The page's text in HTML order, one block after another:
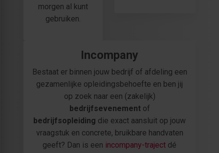
morgen al kunt
gebruiken.
Incompany
Bestaat er binnen jouw bedrijf of afdeling een
gezamenlijke opleidingsbehoefte en ben jij
op zoek naar een (zakelijk)
bedrijfsevenementof
bedrijfsopleiding die exact aansluit op jouw
vraagstuk en concrete, bruikbare handvaten
geeft? Dan is een incompany-traject dé